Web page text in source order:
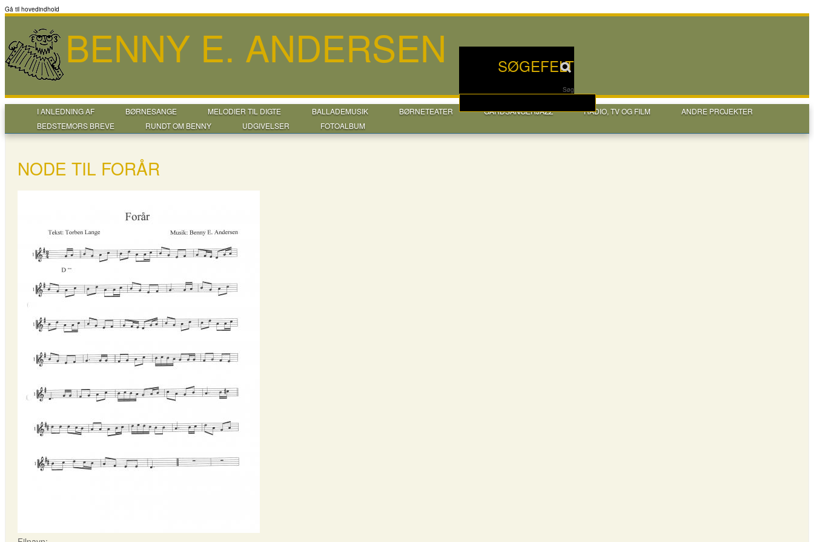
Gå til hovedindhold
SØGEFELT
Søg
BENNY E. ANDERSEN
I ANLEDNING AF BØRNESANGE MELODIER TIL DIGTE BALLADEMUSIK BØRNETEATER GÅRDSANGERJAZZ RADIO, TV OG FILM
ANDRE PROJEKTER
BEDSTEMORS BREVE
RUNDT OM BENNY UDGIVELSER FOTOALBUM
NODE TIL FORÅR